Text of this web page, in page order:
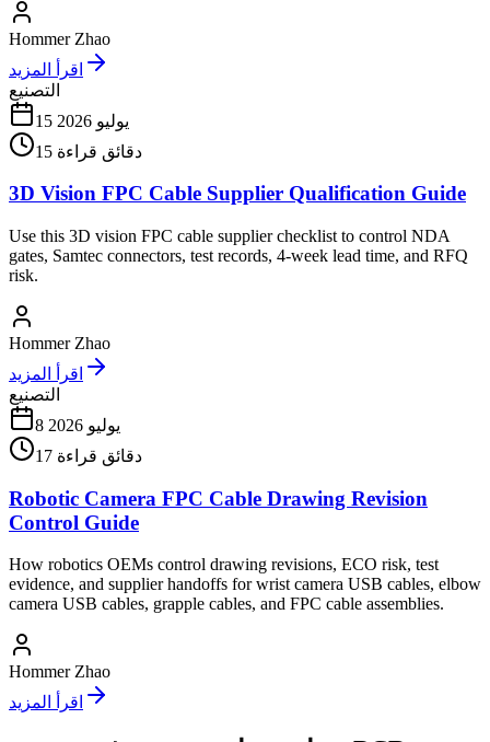
Hommer Zhao
اقرأ المزيد
التصنيع
15 يوليو 2026
15 دقائق قراءة
3D Vision FPC Cable Supplier Qualification Guide
Use this 3D vision FPC cable supplier checklist to control NDA
gates, Samtec connectors, test records, 4-week lead time, and RFQ
risk.
Hommer Zhao
اقرأ المزيد
التصنيع
8 يوليو 2026
17 دقائق قراءة
Robotic Camera FPC Cable Drawing Revision
Control Guide
How robotics OEMs control drawing revisions, ECO risk, test
evidence, and supplier handoffs for wrist camera USB cables, elbow
camera USB cables, grapple cables, and FPC cable assemblies.
Hommer Zhao
اقرأ المزيد